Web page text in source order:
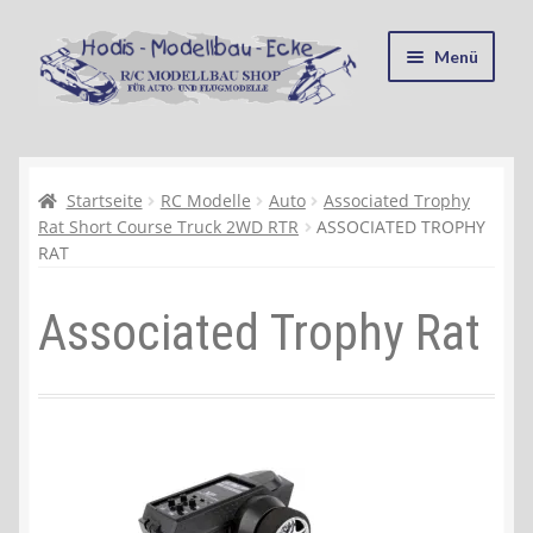
Zur
Navigation
springen
Zum
Inhalt
springen
Menü
Kasse
Mein Konto
Recycling, Entsorgung und Umwelt
Shop
Ablauf einer Bestellung
Startseite RC Modelle Auto
Associated Trophy
Rat Short Course Truck 2WD RTR
ASSOCIATED TROPHY
RAT
Associated Trophy Rat